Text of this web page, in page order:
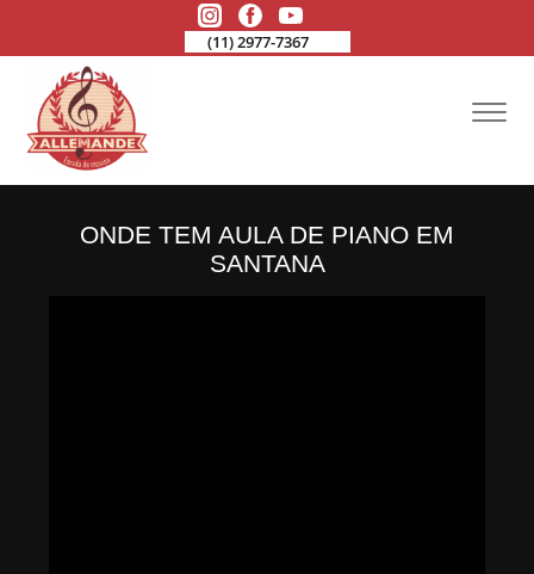
(11) 2977-7367
ONDE TEM AULA DE PIANO EM
SANTANA